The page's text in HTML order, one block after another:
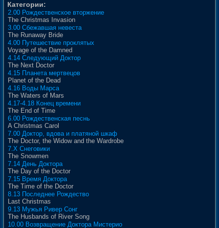
Категории:
2.00 Рождественское вторжение
The Christmas Invasion
3.00 Сбежавшая невеста
The Runaway Bride
4.00 Путешествие проклятых
Voyage of the Damned
4.14 Следующий Доктор
The Next Doctor
4.15 Планета мертвецов
Planet of the Dead
4.16 Воды Марса
The Waters of Mars
4.17-4.18 Конец времени
The End of Time
6.00 Рождественская песнь
A Christmas Carol
7.00 Доктор, вдова и платяной шкаф
The Doctor, the Widow and the Wardrobe
7.X Снеговики
The Snowmen
7.14 День Доктора
The Day of the Doctor
7.15 Время Доктора
The Time of the Doctor
8.13 Последнее Рождество
Last Christmas
9.13 Мужья Ривер Сонг
The Husbands of River Song
10.00 Возвращение Доктора Мистерио